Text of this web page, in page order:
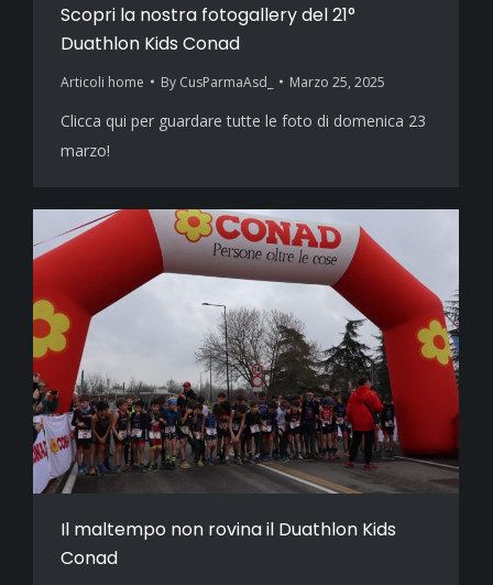
Scopri la nostra fotogallery del 21°
Duathlon Kids Conad
Articoli home By CusParmaAsd_ Marzo 25, 2025
Clicca qui per guardare tutte le foto di domenica 23
marzo!
Il maltempo non rovina il Duathlon Kids
Conad